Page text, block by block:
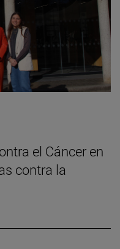
el Cáncer en
contra la